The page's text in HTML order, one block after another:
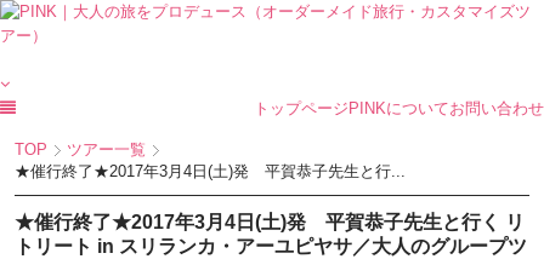
トップページ PINKについてお問い合わせ
TOP
ツアー一覧
★催行終了★2017年3月4日(土)発 平賀恭子先生と行...
★催行終了★2017年3月4日(土)発 平賀恭子先生と行く リ
トリート in スリランカ・アーユピヤサ／大人のグループツ